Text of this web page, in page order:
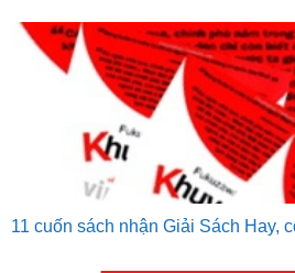
11 cuốn sách nhận Giải Sách Hay,